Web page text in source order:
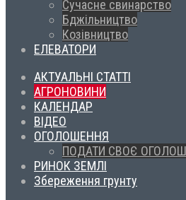
Сучасне свинарство
Бджільництво
Козівництво
ЕЛЕВАТОРИ
АКТУАЛЬНІ СТАТТІ
АГРОНОВИНИ
КАЛЕНДАР
ВІДЕО
ОГОЛОШЕННЯ
ПОДАТИ СВОЄ
РИНОК ЗЕМЛІ
Збереження грунту